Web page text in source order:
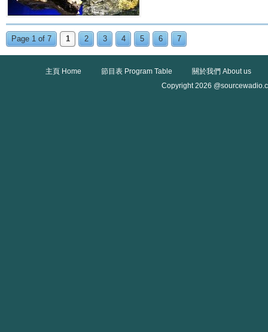
Page 1 of 7 1 2 3 4 5 6 7
主頁 Home 節目表 Program Table
關於我們 About us
Copyright 2026